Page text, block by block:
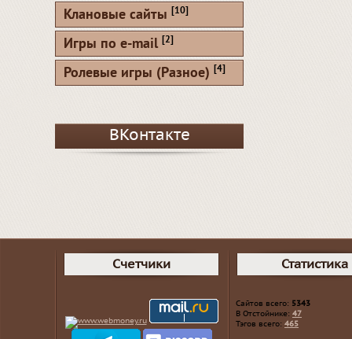
Клановые сайты [10]
Игры по e-mail [2]
Ролевые игры (Разное) [4]
ВКонтакте
Счетчики Статистика
Сайтов всего: 5343
В Отстойнике: 47
Тэгов всего: 465